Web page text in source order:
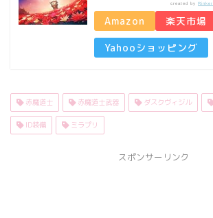
created by Rinker
Amazon 楽天市場
Yahooショッピング
赤魔道士 赤魔道士武器 ダスクヴィジル
ID装備 ミラプリ
スポンサーリンク